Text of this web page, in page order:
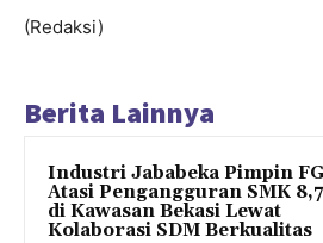
(Redaksi)
Berita Lainnya
Industri Jababeka Pimpin
Atasi Pengangguran SMK
di Kawasan Bekasi Lewat
Kolaborasi SDM Berkualitas